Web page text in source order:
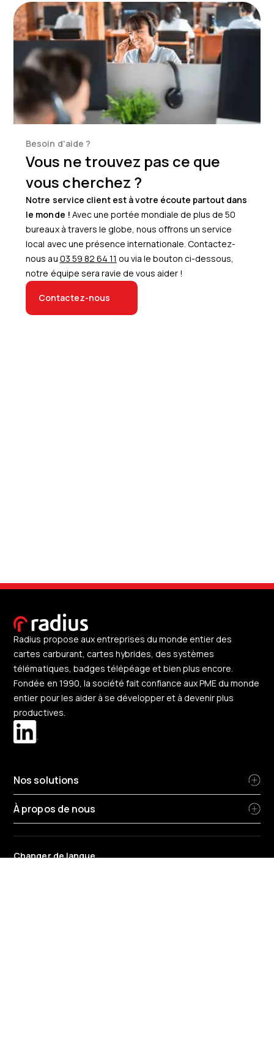
Besoin d'aide ?
Vous ne trouvez pas ce que
vous cherchez ?
Notre service client est à votre écoute partout dans
le monde ! Avec une portée mondiale de plus de 50
bureaux à travers le globe, nous offrons un service
local avec une présence internationale. Contactez-
nous au 03 59 82 64 11 ou via le bouton ci-dessous,
notre équipe sera ravie de vous aider !
Contactez-nous
Radius propose aux entreprises du monde entier des
cartes carburant, cartes hybrides, des systèmes
télématiques, badges télépéage et bien plus encore.
Fondée en 1990, la société fait confiance aux PME du monde
entier pour les aider à se développer et à devenir plus
productives.
Nos solutions
À propos de nous
Changer de langue